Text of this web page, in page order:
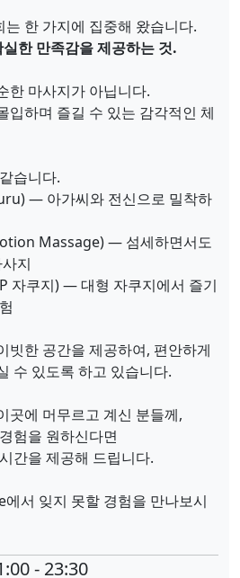
한 가지에 집중해 왔습니다.
한 만족감을 제공하는 것.
한 마사지가 아닙니다.
입하며 즐길 수 있는 감각적인 체
습니다.
— 아가씨와 전신으로 밀착하
Massage) — 섬세하면서도
지
자쿠지) — 대형 자쿠지에서 즐기
빗한 공간을 제공하여, 편안하게
수 있도록 하고 있습니다.
곳에 머무르고 계신 분들께,
험을 원하신다면
간을 제공해 드립니다.
서 잊지 못할 경험을 만나보시
- 23:30